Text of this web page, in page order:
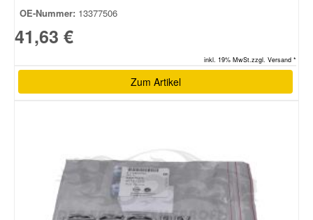
OE-Nummer: 13377506
41,63 €
inkl. 19% MwSt.zzgl. Versand *
Zum Artikel